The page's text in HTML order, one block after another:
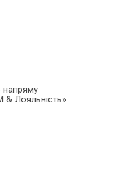
& Лояльність»